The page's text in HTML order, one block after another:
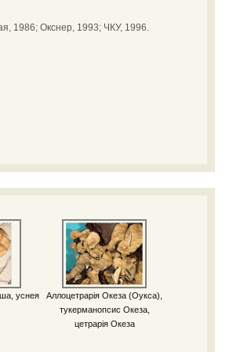
1986; Oкснеp, 1993; ЧКУ, 1996.
уснея
Аллоцетрарія Океза (Оукса),
тукерманопсис Океза,
цетрарія Океза